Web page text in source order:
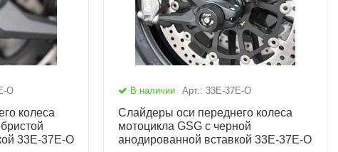
O
колеса
33E-37E-O
В наличии Арт.: 33E-37E-O
Слайдеры оси переднего колеса
мотоцикла GSG с черной
анодированной вставкой 33E-37E-O